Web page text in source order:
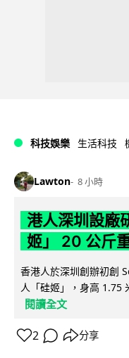
科技娛樂 生活科技
Lawton 8 小時
港人深圳設廠
姬」 20 公斤
香港人於深圳創辦初創
人「硅姬」，身高 1.75
閱讀全文
2 分享